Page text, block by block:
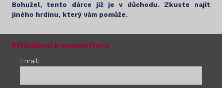
Bohužel, tento dárce již je v důchodu. Zkuste najít
jiného hrdinu, který vám pomůže.
Přihlášení k newsletteru
Email: